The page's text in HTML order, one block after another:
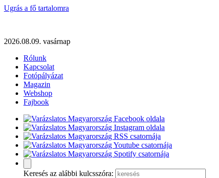
Ugrás a fő tartalomra
2026.08.09. vasárnap
Rólunk
Kapcsolat
Fotópályázat
Magazin
Webshop
Fajbook
Keresés az alábbi kulcsszóra: